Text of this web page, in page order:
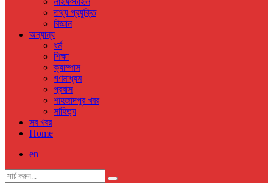
তথ্য প্রযুক্তি
বিজ্ঞান
অন্যান্য
ধর্ম
শিক্ষা
ক্যাম্পাস
গণমাধ্যম
প্রবাস
শাহজাদপুর খবর
সাহিত্য
সব খবর
Home
en